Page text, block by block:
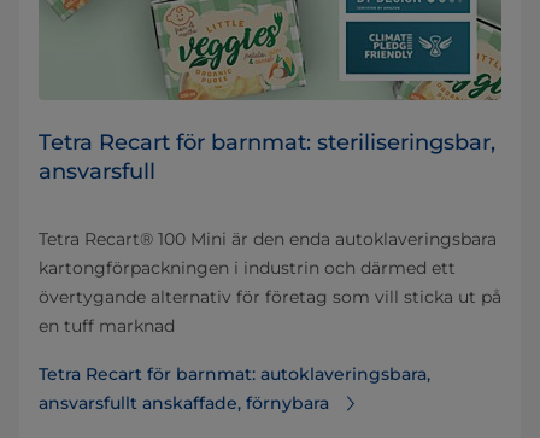
Tetra Recart för barnmat: steriliseringsbar,
ansvarsfull
Tetra Recart® 100 Mini är den enda autoklaveringsbara
kartongförpackningen i industrin och därmed ett
övertygande alternativ för företag som vill sticka ut på
en tuff marknad
Tetra Recart för barnmat: autoklaveringsbara,
ansvarsfullt anskaffade, förnybara